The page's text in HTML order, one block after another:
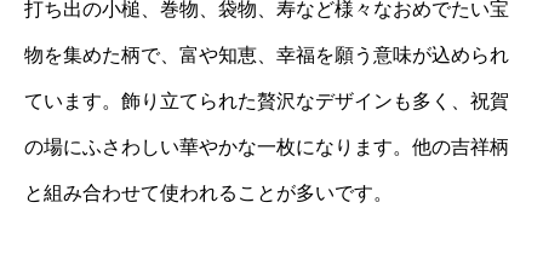
打ち出の小槌、巻物、袋物、寿など様々なおめでたい宝
物を集めた柄で、富や知恵、幸福を願う意味が込められ
ています。飾り立てられた贅沢なデザインも多く、祝賀
の場にふさわしい華やかな一枚になります。他の吉祥柄
と組み合わせて使われることが多いです。